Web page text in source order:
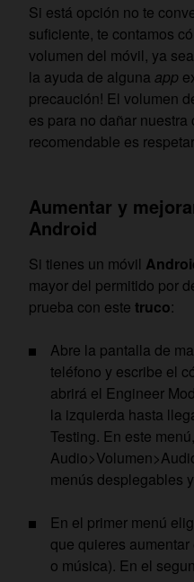
Si está opción no te
suficiente, te contamos
volumen del móvil, ya
la ayuda de alguna app
precaución! El volumen
es para no dañar
recomendable es
Aumentar y
Android
Si tienes un móvil
mayor del permitido por
prueba con este truco:
Abre la pantalla de
teléfono y escribe el
abrirá el Engineer
la izquierda hasta
Testing. En este
menús desplegables
En el primer menú
que quieres
o música). En el